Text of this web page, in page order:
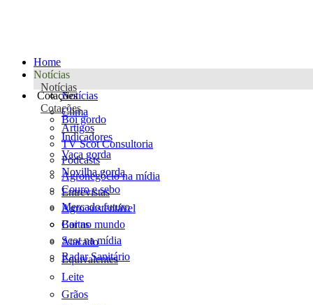
Home
Notícias
Notícias
Notícias
Clima
Artigos
TV Scot Consultoria
Podcasts
Agronegócio na mídia
Entrevistas
Agro sustentável
Cartas
Scot na mídia
Radar Sanitário
Cotações
Cotações
Boi gordo
Indicadores
Vaca gorda
Novilha gorda
Couro e sebo
Mercado futuro
Boi no mundo
Atacado
Equivalentes
Leite
Grãos